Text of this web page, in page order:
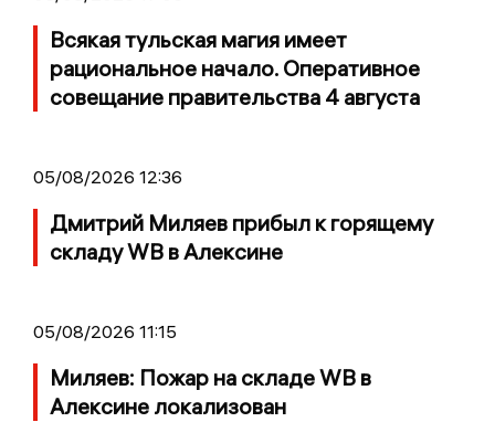
Всякая тульская магия имеет
рациональное начало. Оперативное
совещание правительства 4 августа
05/08/2026 12:36
Дмитрий Миляев прибыл к горящему
складу WB в Алексине
05/08/2026 11:15
Миляев: Пожар на складе WB в
Алексине локализован